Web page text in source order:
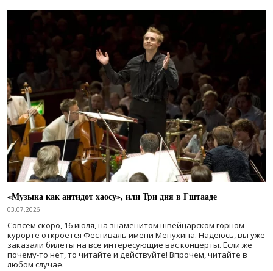
«Музыка как антидот хаосу», или Три дня в Гштааде
03.07.2026
Совсем скоро, 16 июля, на знаменитом швейцарском горном
курорте откроется Фестиваль имени Менухина. Надеюсь, вы уже
заказали билеты на все интересующие вас концерты. Если же
почему-то нет, то читайте и действуйте! Впрочем, читайте в
любом случае.